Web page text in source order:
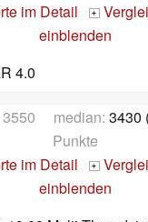
im Detail +
einblenden
4.0
median: 3430
Punkte
im Detail +
einblenden